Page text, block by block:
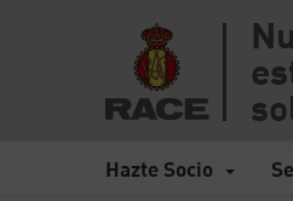
Hazte Socio